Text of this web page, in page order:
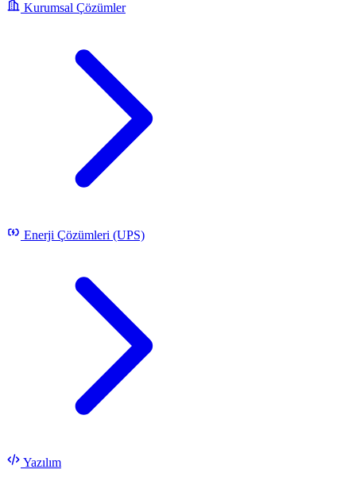
Kurumsal Çözümler
Enerji Çözümleri (UPS)
Yazılım